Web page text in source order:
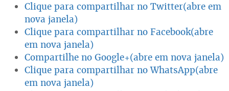
Clique para compartilhar no Twitter(abre em
nova janela)
Clique para compartilhar no Facebook(abre
em nova janela)
Compartilhe no Google+(abre em nova janela)
Clique para compartilhar no WhatsApp(abre
em nova janela)